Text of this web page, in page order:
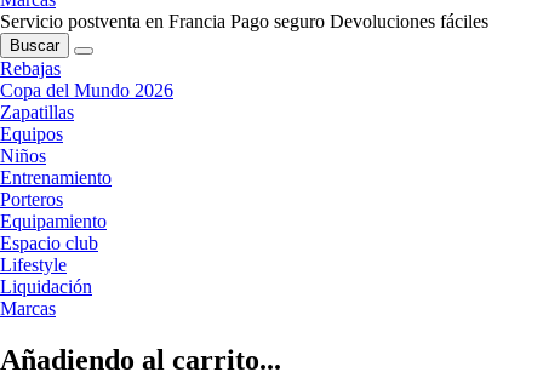
Servicio postventa en Francia Pago seguro Devoluciones fáciles
Buscar
Rebajas
Copa del Mundo 2026
Zapatillas
Equipos
Niños
Entrenamiento
Porteros
Equipamiento
Espacio club
Lifestyle
Liquidación
Marcas
Añadiendo al carrito...